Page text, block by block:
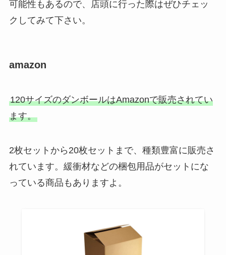
可能性もあるので、店頭に行った際はぜひチェッ
クしてみて下さい。
amazon
120サイズのダンボールはAmazonで販売されてい
ます。
2枚セットから20枚セットまで、種類豊富に販売さ
れています。緩衝材などの梱包用品がセットにな
っている商品もありますよ。